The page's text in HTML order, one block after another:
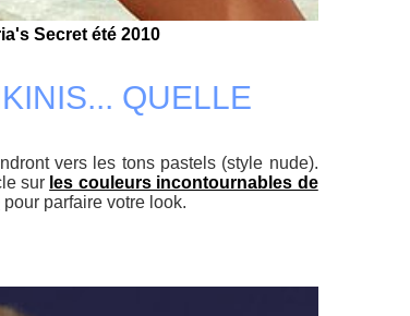
Secret été 2010
QUELLE
vers les tons pastels (style nude).
sur les couleurs incontournables de
pour parfaire votre look.